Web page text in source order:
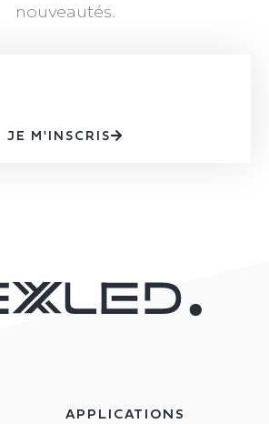
nouveautés.
JE M'INSCRIS
APPLICATIONS